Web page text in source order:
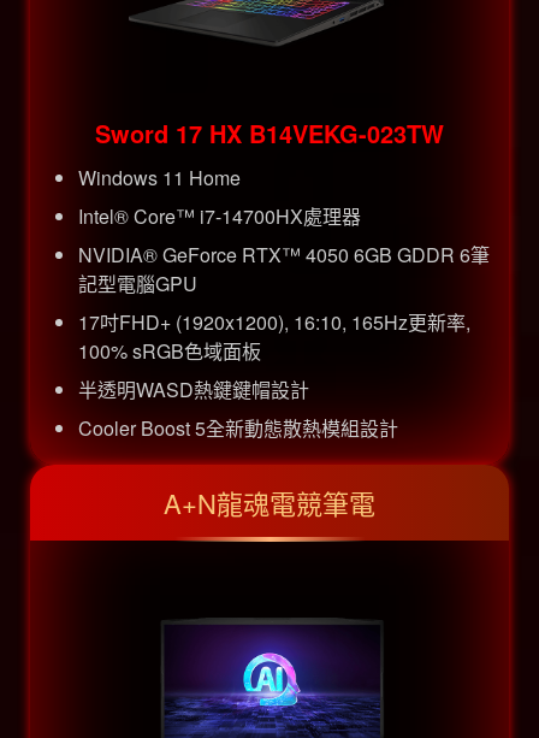
Sword 17 HX B14VEKG-023TW
Windows 11 Home
Intel® Core™ i7-14700HX處理器
NVIDIA® GeForce RTX™ 4050 6GB GDDR 6筆
記型電腦GPU
17吋FHD+ (1920x1200), 16:10, 165Hz更新率,
100% sRGB色域面板
半透明WASD熱鍵鍵帽設計
Cooler Boost 5全新動態散熱模組設計
A+N龍魂電競筆電